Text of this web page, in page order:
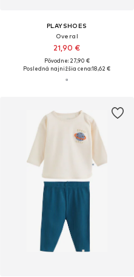
PLAYSHOES
Overal
21,90 €
Pôvodne: 27,90 €
Posledná najnižšia cena:18,62 €